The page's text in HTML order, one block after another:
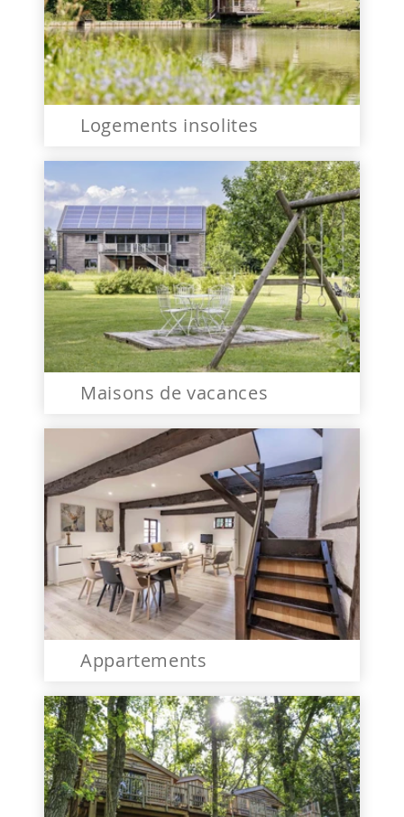
Logements insolites
Maisons de vacances
Appartements